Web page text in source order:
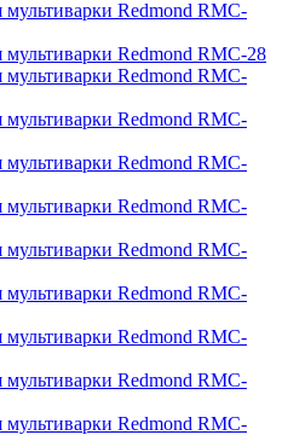
мультиварки Redmond RMC-
мультиварки Redmond RMC-28
мультиварки Redmond RMC-
мультиварки Redmond RMC-
мультиварки Redmond RMC-
мультиварки Redmond RMC-
мультиварки Redmond RMC-
мультиварки Redmond RMC-
мультиварки Redmond RMC-
мультиварки Redmond RMC-
мультиварки Redmond RMC-